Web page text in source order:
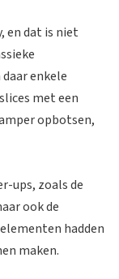
en dat is niet
enkele
met een
opbotsen,
ups, zoals de
ook de
hadden
maken.